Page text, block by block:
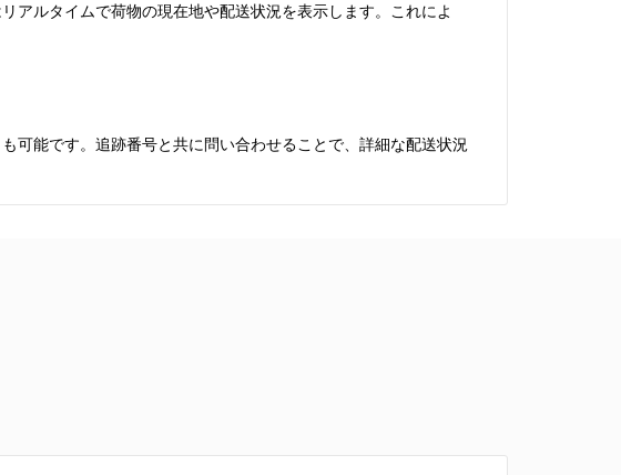
アルタイムで荷物の現在地や配送状況を表示します。これによ
可能です。追跡番号と共に問い合わせることで、詳細な配送状況